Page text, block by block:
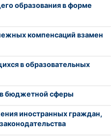
образования в форме
компенсаций взамен
в образовательных
бюджетной сферы
иностранных граждан,